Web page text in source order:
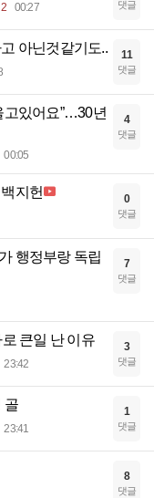
00:27 댓글
아닌것같기도.. 11
댓글
고있어요”…30년
00:05
4
댓글
지헌 0
댓글
행정부랑 독립
7
댓글
큰일 난 이유
23:42
3
댓글
골
23:41
1
댓글
8
댓글